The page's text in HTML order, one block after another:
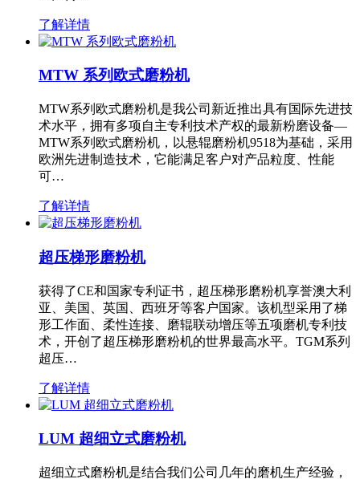
了解详情
MTW 系列欧式磨粉机
MTW系列欧式磨粉机是我公司新近推出具有国际先进技
术水平，拥有多项自主专利技术产权的最新粉磨设备—
MTW系列欧式磨粉机，以悬辊磨粉机9518为基础，采用
欧洲先进制造技术，它能满足客户对产品粒度、性能
可…
了解详情
超压梯形磨粉机
获得了CE和国家专利证书，超压梯形磨粉机享誉澳大利
亚、美国、英国、西班牙等客户国家。该机型采用了梯
形工作面、柔性连接、磨辊联动增压等五项磨机专利技
术，开创了超压梯形磨粉机的世界最高水平。TGM系列
超压…
了解详情
LUM 超细立式磨粉机
超细立式磨粉机是结合我们公司几年的磨机生产经验，